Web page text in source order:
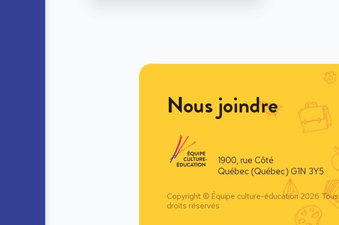
Nous joindre
1900, rue Côté
Québec (Québec) G1N 3Y5
Copyright © Équipe culture-éducation 2026 Tous
droits réservés